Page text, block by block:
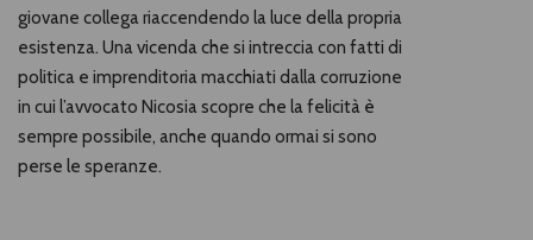
giovane collega riaccendendo la luce della propria
esistenza. Una vicenda che si intreccia con fatti di
politica e imprenditoria macchiati dalla corruzione
in cui l’avvocato Nicosia scopre che la felicità è
sempre possibile, anche quando ormai si sono
perse le speranze.